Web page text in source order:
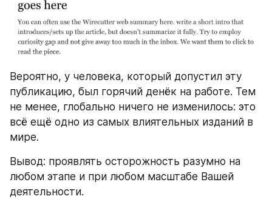
Вероятно, у человека, который допустил эту
публикацию, был горячий денёк на работе. Тем
не менее, глобально ничего не изменилось: это
всё ещё одно из самых влиятельных изданий в
мире.
Вывод: проявлять осторожность разумно на
любом этапе и при любом масштабе Вашей
деятельности.